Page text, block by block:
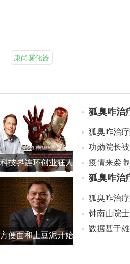
康尚雾化器
技界连环创业狂人
便面和土豆泥开始
狐臭咋治
狐臭咋治